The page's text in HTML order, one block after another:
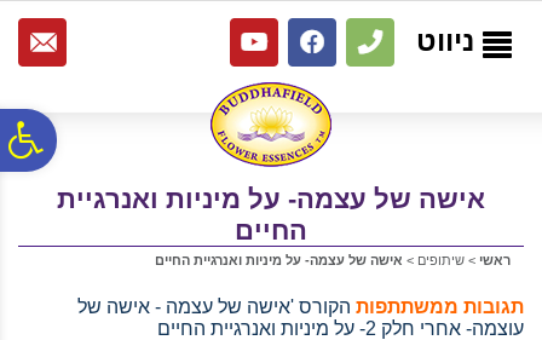
נגישות
אתר
המרכזי
ניווט
אישה של עצמה- על מיניות ואנרגיית
החיים
ראשי > שיתופים > אישה של עצמה- על מיניות ואנרגיית החיים
תגובות ממשתתפות הקורס 'אישה של עצמה - אישה של
עוצמה- אחרי חלק 2- על מיניות ואנרגיית החיים